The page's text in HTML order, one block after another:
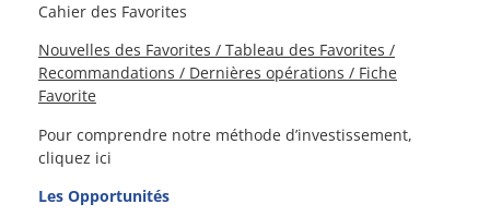
Cahier des Favorites
Nouvelles des Favorites / Tableau des Favorites /
Recommandations / Dernières opérations / Fiche
Favorite
Pour comprendre notre méthode d’investissement,
cliquez ici
Les Opportunités